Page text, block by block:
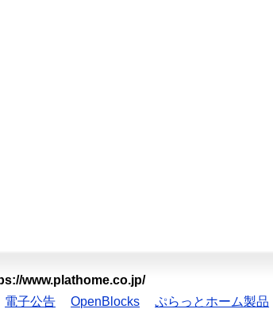
www.plathome.co.jp/
電子公告 OpenBlocks ぷらっとホーム製品